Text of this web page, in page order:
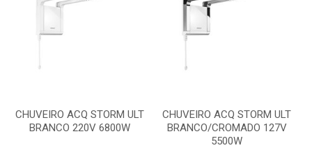
CHUVEIRO ACQ STORM ULT
BRANCO 220V 6800W
CHUVEIRO ACQ STORM ULT
BRANCO/CROMADO 127V
5500W